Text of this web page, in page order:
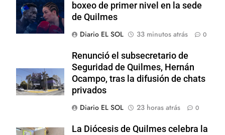
boxeo de primer nivel en la sede
de Quilmes
Diario EL SOL
33 minutos atrás 0
Renunció el subsecretario de
Seguridad de Quilmes, Hernán
Ocampo, tras la difusión de chats
privados
Diario EL SOL
23 horas atrás 0
La Diócesis de Quilmes celebra la